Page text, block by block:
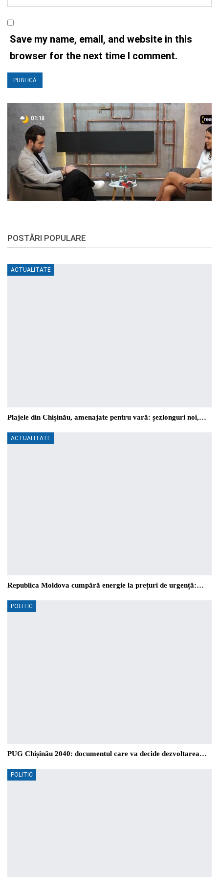
Save my name, email, and website in this
browser for the next time I comment.
POSTĂRI POPULARE
ACTUALITATE
Plajele din Chișinău, amenajate pentru vară: șezlonguri noi,…
ACTUALITATE
Republica Moldova cumpără energie la prețuri de urgență:…
POLITIC
PUG Chișinău 2040: documentul care va decide dezvoltarea…
POLITIC